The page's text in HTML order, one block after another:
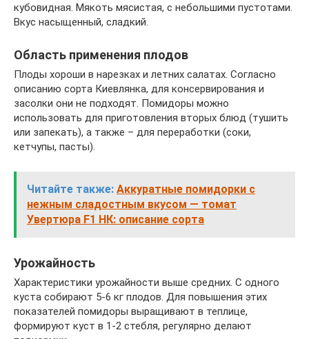
кубовидная. Мякоть мясистая, с небольшими пустотами.
Вкус насыщенный, сладкий.
Область применения плодов
Плоды хороши в нарезках и летних салатах. Согласно
описанию сорта Киевлянка, для консервирования и
засолки они не подходят. Помидоры можно
использовать для приготовления вторых блюд (тушить
или запекать), а также – для переработки (соки,
кетчупы, пасты).
Читайте также: Аккуратные помидорки с
нежным сладостным вкусом — томат
Увертюра F1 НК: описание сорта
Урожайность
Характеристики урожайности выше средних. С одного
куста собирают 5-6 кг плодов. Для повышения этих
показателей помидоры выращивают в теплице,
формируют куст в 1-2 стебля, регулярно делают